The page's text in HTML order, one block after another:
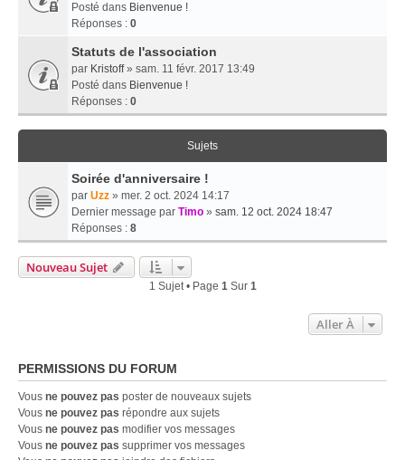
Posté dans Bienvenue !
Réponses : 0
Statuts de l'association
par Kristoff» sam. 11 févr. 2017 13:49
Posté dans Bienvenue !
Réponses : 0
Sujets
Soirée d'anniversaire !
par Uzz » mer. 2 oct. 2024 14:17
Dernier message par Timo » sam. 12 oct. 2024 18:47
Réponses : 8
Nouveau Sujet
1 Sujet • Page 1Sur 1
Aller À
PERMISSIONS DU FORUM
Vous ne pouvez pas poster de nouveaux sujets
Vous ne pouvez pas répondre aux sujets
Vous ne pouvez pas modifier vos messages
Vous ne pouvez pas supprimer vos messages